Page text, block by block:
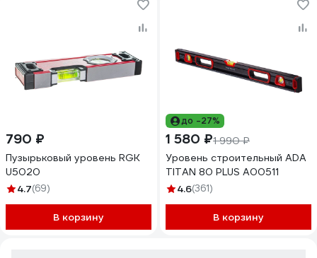
790 ₽
Пузырьковый уровень RGK
U5020
4.7(69)
В корзину
до -27%
1 580 ₽1 990 ₽
Уровень строительный ADA
TITAN 80 PLUS А00511
4.6(361)
В корзину